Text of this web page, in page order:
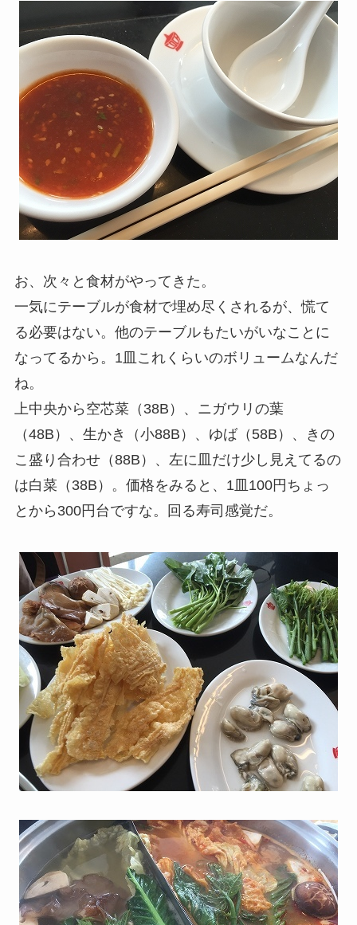
お、次々と食材がやってきた。
一気にテーブルが食材で埋め尽くされるが、慌て
る必要はない。他のテーブルもたいがいなことに
なってるから。1皿これくらいのボリュームなんだ
ね。
上中央から空芯菜（38B）、ニガウリの葉
（48B）、生かき（小88B）、ゆば（58B）、きの
こ盛り合わせ（88B）、左に皿だけ少し見えてるの
は白菜（38B）。価格をみると、1皿100円ちょっ
とから300円台ですな。回る寿司感覚だ。